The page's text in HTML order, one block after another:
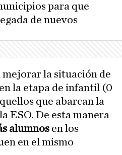
para que
de nuevos
mejorar la situación de
la etapa de infantil (0
que abarcan la
ESO. De esta manera
alumnos en los
en el mismo